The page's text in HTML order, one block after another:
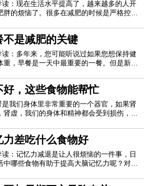
读：现在生活水平提高了，越来越多的人开
胖的烦恼了。很多在减肥的时候是严格控制
了。对于很多减肥成功的减肥者来说最害怕
反弹了。如果你在减肥成功之后就开始肆无
那么反弹是必定的，在减肥成功之后的
不是减肥的关键
读：多年来，您可能听说过如果您想保持健
重，早餐是一天中最重要的一餐。但是新的
能帮助人们在一天的晚些时候少吃东西，而
早餐的人最终每天会摄入更多的卡路里。论
者弗拉维亚西库蒂尼（Flavia Cicutt
好，这些食物能帮忙
是我们身体里非常重要的一个器官，如果肾
肾虚，我们的身体和精神都会受到损伤，那
肾食物有哪些1、强肾食物有哪些之鹌鹑肉
不仅酥嫩美味，而且营养丰富。鹌鹑肉和鹌
有多种人体必需氨基酸、无机盐等。具有
力差吃什么食物好
读：记忆力减退是让人很烦恼的一件事，日
中哪些食物有助于提高大脑记忆力呢？对于
忆力没有得到锻炼导致记忆力衰退，像上学